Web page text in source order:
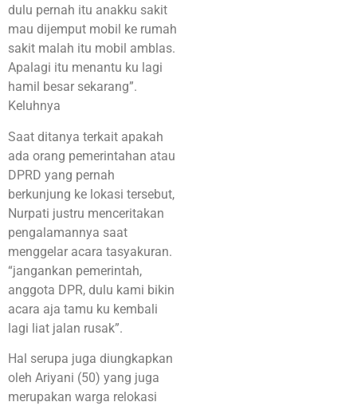
dulu pernah itu anakku sakit
mau dijemput mobil ke rumah
sakit malah itu mobil amblas.
Apalagi itu menantu ku lagi
hamil besar sekarang”.
Keluhnya
Saat ditanya terkait apakah
ada orang pemerintahan atau
DPRD yang pernah
berkunjung ke lokasi tersebut,
Nurpati justru menceritakan
pengalamannya saat
menggelar acara tasyakuran.
“jangankan pemerintah,
anggota DPR, dulu kami bikin
acara aja tamu ku kembali
lagi liat jalan rusak”.
Hal serupa juga diungkapkan
oleh Ariyani (50) yang juga
merupakan warga relokasi